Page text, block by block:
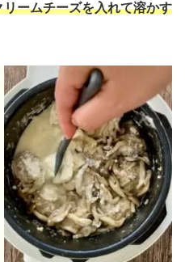
リームチーズを入れて溶かす